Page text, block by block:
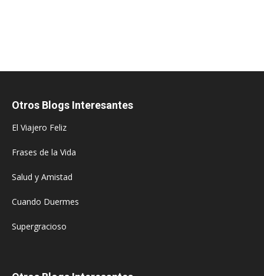
Otros Blogs Interesantes
El Viajero Feliz
Frases de la Vida
Salud y Amistad
Cuando Duermes
Supergracioso